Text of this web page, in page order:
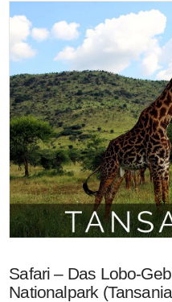
Safari – Das Lobo-
Nationalpark